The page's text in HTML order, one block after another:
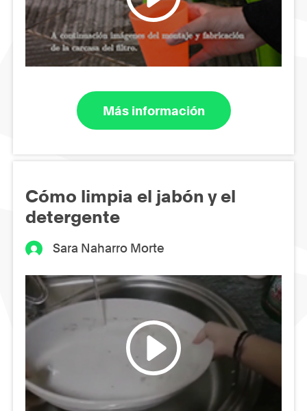
Más información
Cómo limpia el jabón y el
detergente
Sara Naharro Morte